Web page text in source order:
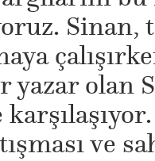
Sinan,
yazar olan
ve